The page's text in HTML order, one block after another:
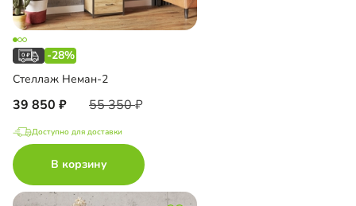
-28%
Стеллаж Неман-2
39 850 55 350
Доступно для доставки
В корзину